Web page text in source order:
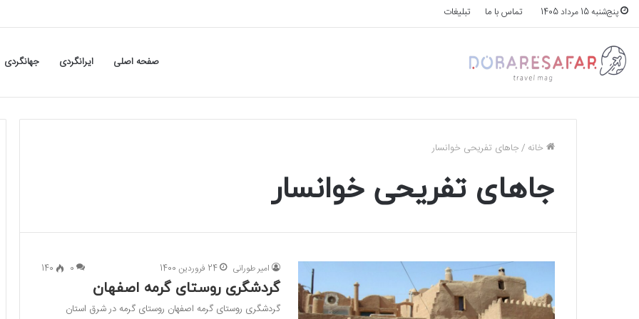
پنج‌شنبه 15 مرداد 1405 تماس با ما تبلیغات
صفحه اصلی ایرانگردی جهانگردی
خانه /جاهای تفریحی خوانسار
جاهای تفریحی خوانسار
امیر طورانی 24 فروردین 1400 0
140
گردشگری روستای گرمه اصفهان
گردشگری روستای گرمه اصفهان روستای گرمه در شرق استان